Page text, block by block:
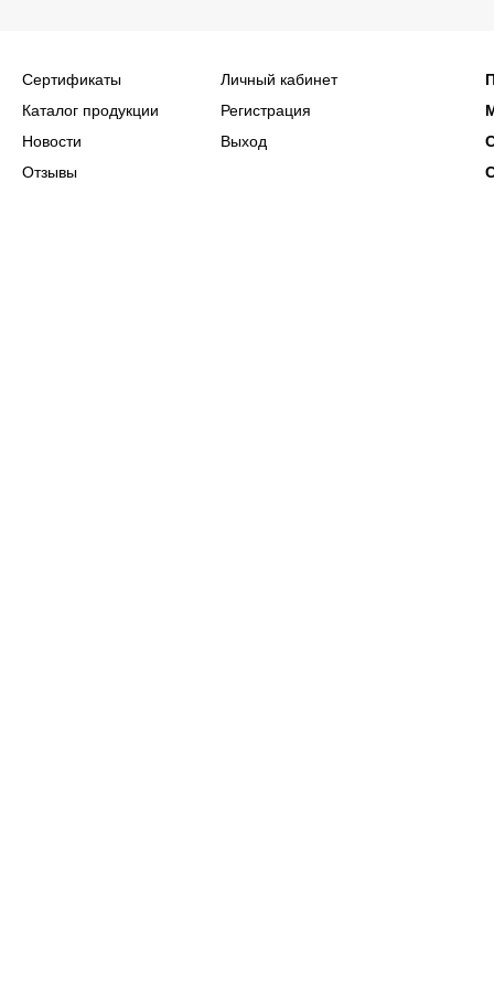
Сертификаты
Каталог продукции
Новости
Отзывы
Личный кабинет
Регистрация
Выход